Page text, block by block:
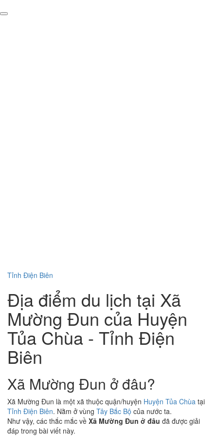
Tỉnh Điện Biên
Địa điểm du lịch tại Xã
Mường Đun của Huyện
Tủa Chùa - Tỉnh Điện
Biên
Xã Mường Đun ở đâu?
Xã Mường Đun là một xã thuộc quận/huyện Huyện Tủa Chùa tại
Tỉnh Điện Biên. Nằm ở vùng Tây Bắc Bộ của nước ta.
Như vậy, các thắc mắc về Xã Mường Đun ở đâu đã được giải
đáp trong bài viết này.